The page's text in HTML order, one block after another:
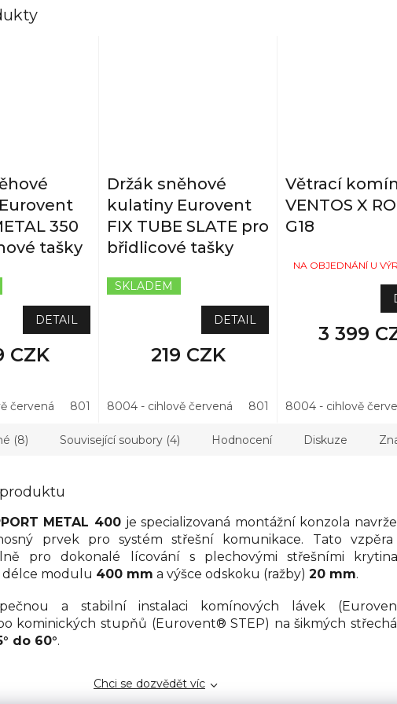
350
tašky
CZK
DETAIL
červená 8019 - hnědá 8015 - kaštanová 3011 - višňová 8017 -
Držák sněhové
kulatiny Eurovent
FIX TUBE SLATE pro
břidlicové tašky
SKLADEM
219 CZK
DETAIL
8004 - cihlově červená 8019 - hnědá 8015 -
Větrací
VENTOS X
G18
NA OBJEDNÁNÍ U
3 399
8004 - cihlově
(8) Související soubory (4) Hodnocení Diskuze
METAL 400 je specializovaná montážní konzola
prvek pro systém střešní komunikace. Tato
pro dokonalé lícování s plechovými střešními
délce modulu 400 mm a výšce odskoku (ražby) 20 mm.
a stabilní instalaci komínových lávek
kominických stupňů (Eurovent® STEP) na šikmých
do 60°.
Chci se dozvědět víc